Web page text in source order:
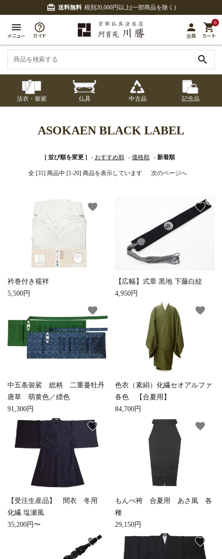
card_giftcard 送料無料 税別20,000円以上(一部商品を除く)
menu
メニュー ガイド
person
会員
0
shopping_cart
カート
search
七条袈裟
修多羅
五条袈裟
黒衣・直綴
法衣・袈裟
七条袈裟 修多羅
五条袈裟 色衣・裳附
白衣・色服
草履・はきもの
式章・略肩衣
法衣かばん・中啓半
装束入
作務衣
記念品
章入
ふくさ・風呂敷
中啓・扇子 収納
仏具
御本尊・御掛軸 宮殿・厨子・須弥壇
卓類・常香盤・礼盤 天蓋・瓔珞・吊金具
土香炉・香炉台・香
仏器・供笥・供物
きん・きん台・鳴物 ご法要用品・箱類
具
戸帳・華鬘
幕・旗
山号額・寄進額・定
欄間・障子・襖・翠
本堂金具・上壇彫物
喚鐘・梵鐘・銅像
掲示板・屋外用品・
金物
納骨壇 御香・線香
お手入れ用品
中古品
中古品 アウトレット
ASOKAEN BLACK LABEL
[ 並び順を変更 ] - おすすめ順 - 価格順 - 新着順
全 [31] 商品中 [1-20] 商品を表示しています 次のページへ
衿巻付き襦袢
5,500円
favorite
【広幅】式章 黒地 下藤白紋
4,950円
favorite
中五条袈裟 総柄 二重蔓牡丹
唐草 萌黄色／縹色
91,300円
favorite
色衣（素絹）化繊セオアルファ
各色 【合夏用】
84,700円
favorite
【受注生産品】 間衣 冬用
化繊 塩瀬風
35,200円〜
favorite
もんぺ袴 合夏用 あさ風 各
種
29,150円
favorite
favorite favorite